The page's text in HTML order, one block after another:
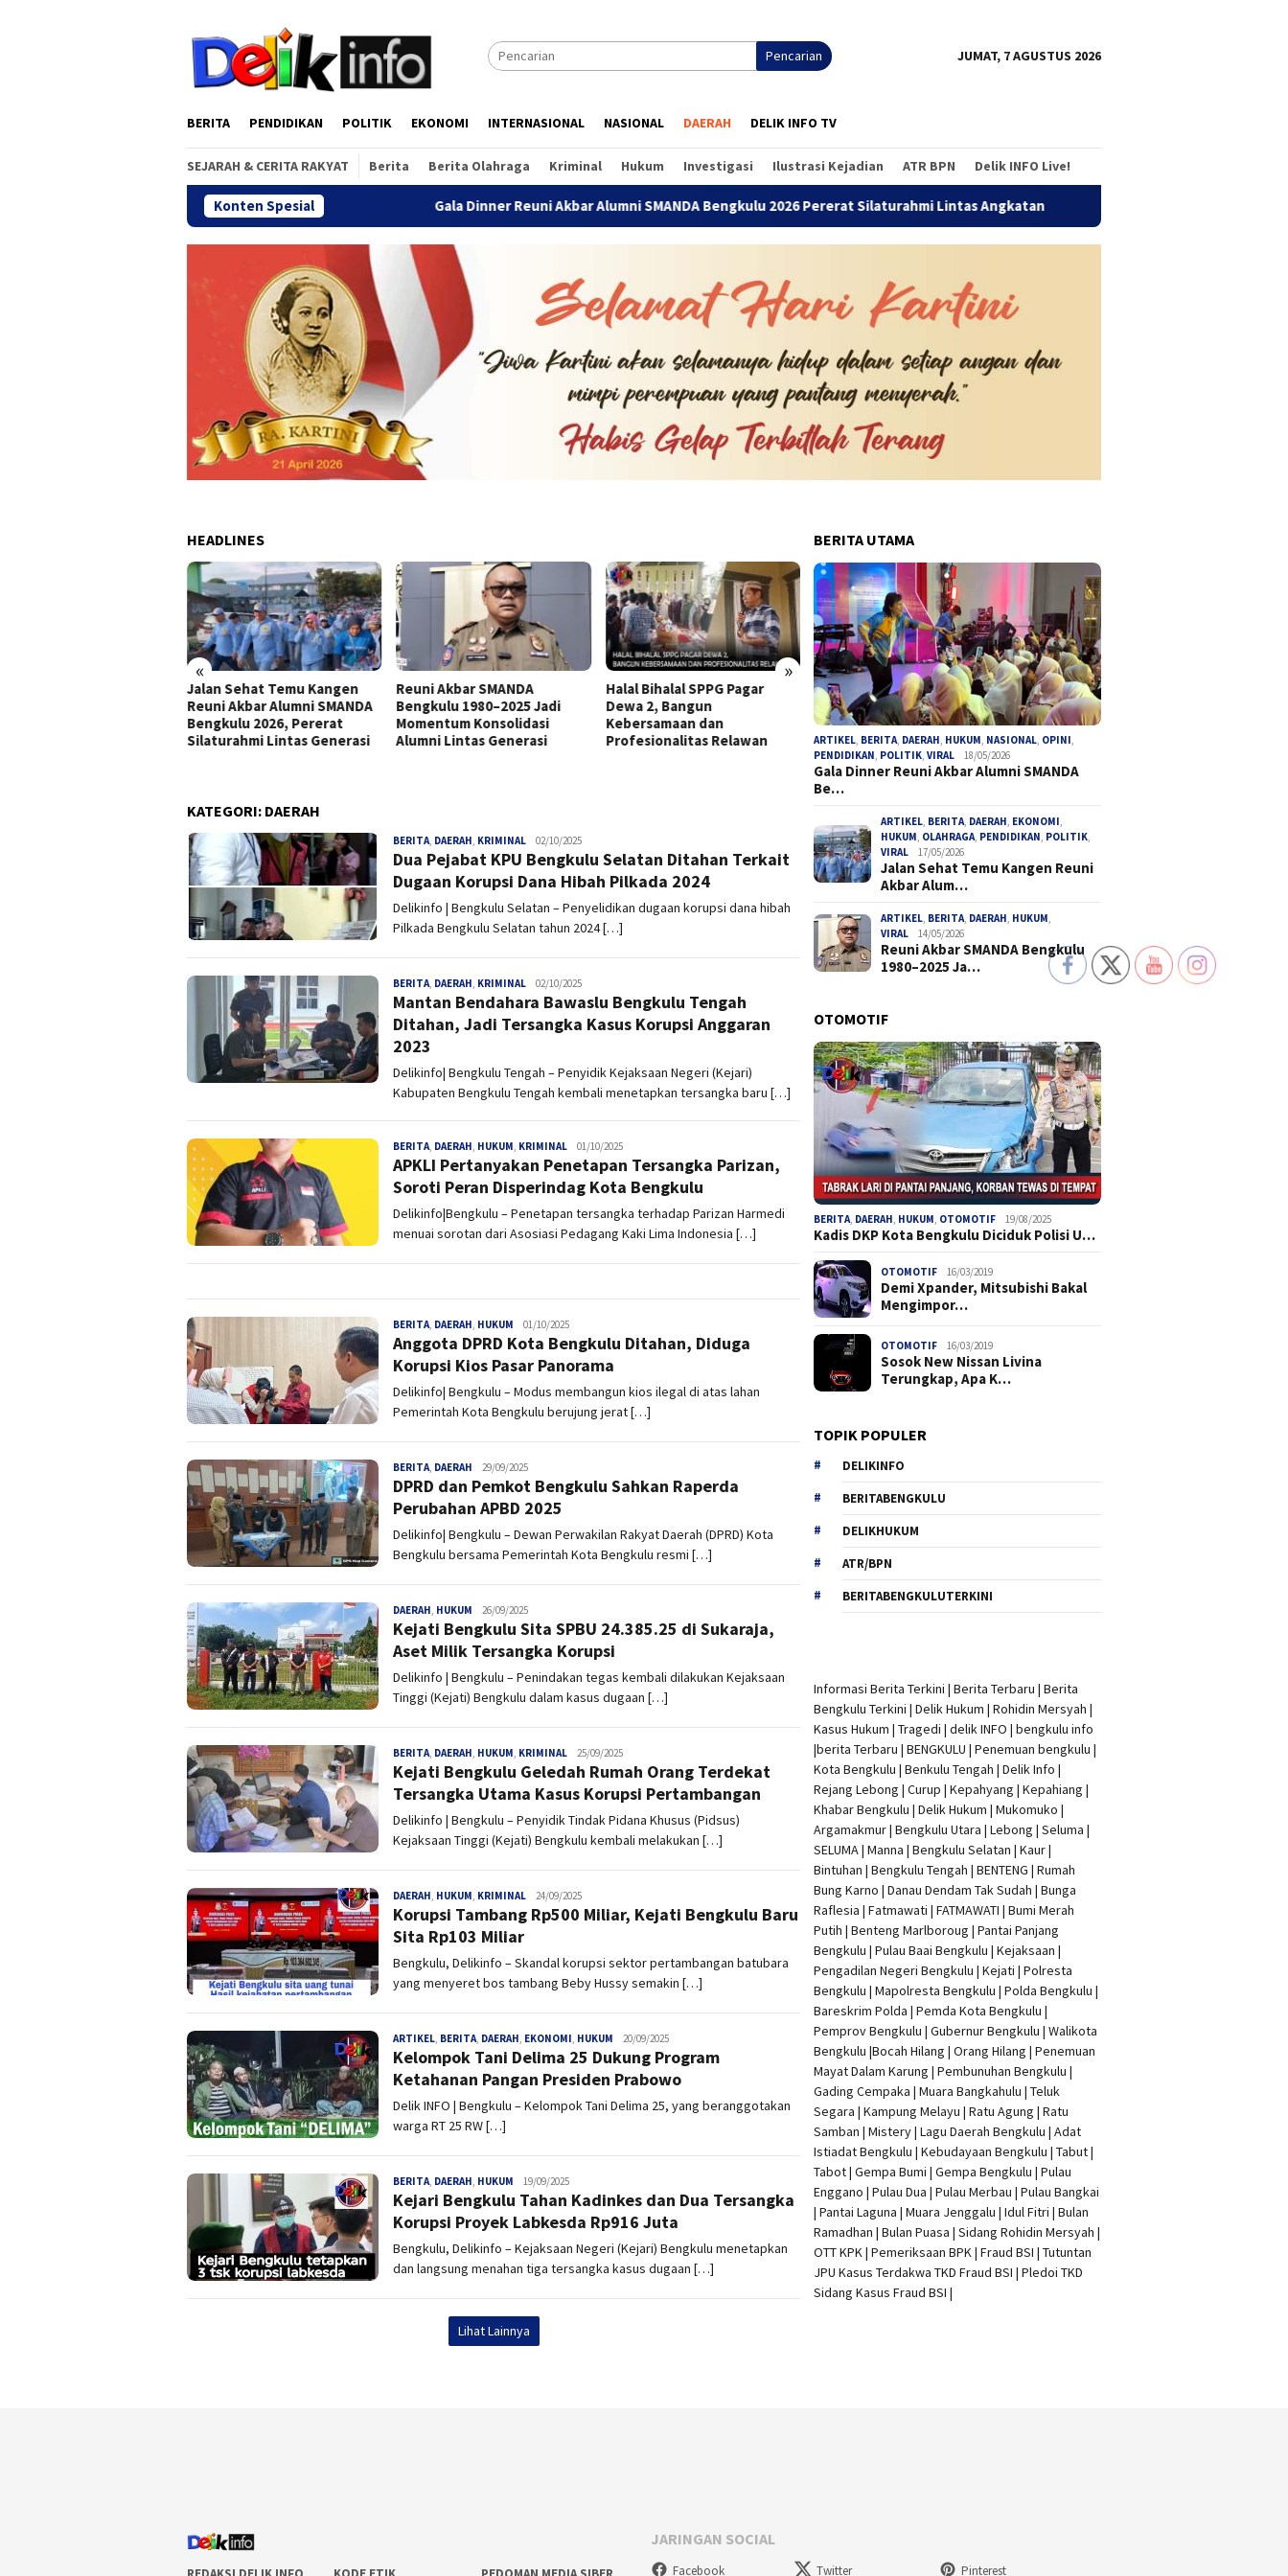
Pencarian JUMAT, 7 AGUSTUS 2026
BERITA PENDIDIKAN POLITIK EKONOMI INTERNASIONAL NASIONAL DAERAH DELIK INFO TV
SEJARAH & CERITA RAKYAT Berita Berita Olahraga Kriminal Hukum Investigasi Ilustrasi Kejadian ATR BPN Delik INFO Live!
Konten Spesial Gala Dinner Reuni Akbar Alumni SMANDA Bengkulu 2026 Pererat Silaturahmi Lintas Angkatan Jalan Sehat Temu Kangen Reuni Akbar
HEADLINES
« »
Jalan Sehat Temu Kangen
Reuni Akbar Alumni SMANDA
Bengkulu 2026, Pererat
Silaturahmi Lintas Generasi
Reuni Akbar SMANDA
Bengkulu 1980–2025 Jadi
Momentum Konsolidasi
Alumni Lintas Generasi
Halal Bihalal SPPG Pagar
Dewa 2, Bangun
Kebersamaan dan
Profesionalitas Relawan
SK Tanpa Prosedur, Mantan
Bupati Bengkulu Utara Jadi
Tersangka Korupsi Tambang
Koperasi Hadir di Bumi Ayu 8:
Warga RW 06 Mantapkan
Langkah Menuju Ekonomi
Mandiri
KATEGORI: DAERAH
BERITA, DAERAH, KRIMINAL admin
02/10/2025
Dua Pejabat KPU Bengkulu Selatan Ditahan Terkait
Dugaan Korupsi Dana Hibah Pilkada 2024
Delikinfo | Bengkulu Selatan – Penyelidikan dugaan korupsi dana hibah
Pilkada Bengkulu Selatan tahun 2024 […]
BERITA, DAERAH, KRIMINAL admin
02/10/2025
Mantan Bendahara Bawaslu Bengkulu Tengah
Ditahan, Jadi Tersangka Kasus Korupsi Anggaran
2023
Delikinfo| Bengkulu Tengah – Penyidik Kejaksaan Negeri (Kejari)
Kabupaten Bengkulu Tengah kembali menetapkan tersangka baru […]
BERITA, DAERAH, HUKUM, KRIMINAL admin
01/10/2025
APKLI Pertanyakan Penetapan Tersangka Parizan,
Soroti Peran Disperindag Kota Bengkulu
Delikinfo|Bengkulu – Penetapan tersangka terhadap Parizan Harmedi
menuai sorotan dari Asosiasi Pedagang Kaki Lima Indonesia […]
BERITA, DAERAH, HUKUM admin
01/10/2025
Anggota DPRD Kota Bengkulu Ditahan, Diduga
Korupsi Kios Pasar Panorama
Delikinfo| Bengkulu – Modus membangun kios ilegal di atas lahan
Pemerintah Kota Bengkulu berujung jerat […]
BERITA, DAERAH admin
29/09/2025
DPRD dan Pemkot Bengkulu Sahkan Raperda
Perubahan APBD 2025
Delikinfo| Bengkulu – Dewan Perwakilan Rakyat Daerah (DPRD) Kota
Bengkulu bersama Pemerintah Kota Bengkulu resmi […]
DAERAH, HUKUM admin
26/09/2025
Kejati Bengkulu Sita SPBU 24.385.25 di Sukaraja,
Aset Milik Tersangka Korupsi
Delikinfo | Bengkulu – Penindakan tegas kembali dilakukan Kejaksaan
Tinggi (Kejati) Bengkulu dalam kasus dugaan […]
BERITA, DAERAH, HUKUM, KRIMINAL admin
25/09/2025
Kejati Bengkulu Geledah Rumah Orang Terdekat
Tersangka Utama Kasus Korupsi Pertambangan
Delikinfo | Bengkulu – Penyidik Tindak Pidana Khusus (Pidsus)
Kejaksaan Tinggi (Kejati) Bengkulu kembali melakukan […]
DAERAH, HUKUM, KRIMINAL admin
24/09/2025
Korupsi Tambang Rp500 Miliar, Kejati Bengkulu Baru
Sita Rp103 Miliar
Bengkulu, Delikinfo – Skandal korupsi sektor pertambangan batubara
yang menyeret bos tambang Beby Hussy semakin […]
ARTIKEL, BERITA, DAERAH, EKONOMI, HUKUM admin
20/09/2025
Kelompok Tani Delima 25 Dukung Program
Ketahanan Pangan Presiden Prabowo
Delik INFO | Bengkulu – Kelompok Tani Delima 25, yang beranggotakan
warga RT 25 RW […]
BERITA, DAERAH, HUKUM admin
19/09/2025
Kejari Bengkulu Tahan Kadinkes dan Dua Tersangka
Korupsi Proyek Labkesda Rp916 Juta
Bengkulu, Delikinfo – Kejaksaan Negeri (Kejari) Bengkulu menetapkan
dan langsung menahan tiga tersangka kasus dugaan […]
Lihat Lainnya
BERITA UTAMA
ARTIKEL BERITA DAERAH HUKUM NASIONAL OPINI
PENDIDIKAN POLITIK ,VIRAL 18/05/2026
Gala Dinner Reuni Akbar Alumni SMANDA
Be…
ARTIKEL BERITA DAERAH EKONOMI
HUKUM OLAHRAGA PENDIDIKAN POLITIK
VIRAL
17/05/2026
Jalan Sehat Temu Kangen Reuni
Akbar Alum…
ARTIKEL BERITA DAERAH HUKUM
VIRAL
14/05/2026
Reuni Akbar SMANDA Bengkulu
1980–2025 Ja…
OTOMOTIF
BERITA DAERAH HUKUM OTOMOTIF 19/08/2025
Kadis DKP Kota Bengkulu Diciduk Polisi U…
OTOMOTIF 16/03/2019
Demi Xpander, Mitsubishi Bakal
Mengimpor…
OTOMOTIF 16/03/2019
Sosok New Nissan Livina
Terungkap, Apa K…
TOPIK POPULER
DELIKINFO
BERITABENGKULU
DELIKHUKUM
ATR/BPN
BERITABENGKULUTERKINI
Informasi Berita Terkini |Berita Terbaru |Berita
Bengkulu Terkini |Delik Hukum |Rohidin Mersyah |
Kasus Hukum |Tragedi | delik INFO |bengkulu info
|berita Terbaru | BENGKULU |Penemuan bengkulu |
Kota Bengkulu | Benkulu Tengah |Delik Info |
Rejang Lebong | Curup | Kepahyang | Kepahiang |
Khabar Bengkulu |Delik Hukum | Mukomuko |
Argamakmur | Bengkulu Utara | Lebong | Seluma |
SELUMA | Manna | Bengkulu Selatan | Kaur |
Bintuhan | Bengkulu Tengah | BENTENG | Rumah
Bung Karno | Danau Dendam Tak Sudah | Bunga
Raflesia | Fatmawati | FATMAWATI | Bumi Merah
Putih | Benteng Marlboroug | Pantai Panjang
Bengkulu | Pulau Baai Bengkulu | Kejaksaan |
Pengadilan Negeri Bengkulu | Kejati |Polresta
Bengkulu |Mapolresta Bengkulu | Polda Bengkulu |
Bareskrim Polda | Pemda Kota Bengkulu |
Pemprov Bengkulu |Gubernur Bengkulu | Walikota
Bengkulu |Bocah Hilang | Orang Hilang |Penemuan
Mayat Dalam Karung |Pembunuhan Bengkulu |
Gading Cempaka | Muara Bangkahulu | Teluk
Segara | Kampung Melayu | Ratu Agung | Ratu
Samban | Mistery | Lagu Daerah Bengkulu | Adat
Istiadat Bengkulu | Kebudayaan Bengkulu | Tabut |
Tabot | Gempa Bumi | Gempa Bengkulu |Pulau
Enggano | Pulau Dua | Pulau Merbau | Pulau Bangkai
| Pantai Laguna | Muara Jenggalu | Idul Fitri | Bulan
Ramadhan | Bulan Puasa |Sidang Rohidin Mersyah |
OTT KPK | Pemeriksaan BPK | Fraud BSI |Tutuntan
JPU Kasus Terdakwa TKD Fraud BSI |Pledoi TKD
Sidang Kasus Fraud BSI |
JARINGAN SOCIAL
Facebook Twitter Pinterest